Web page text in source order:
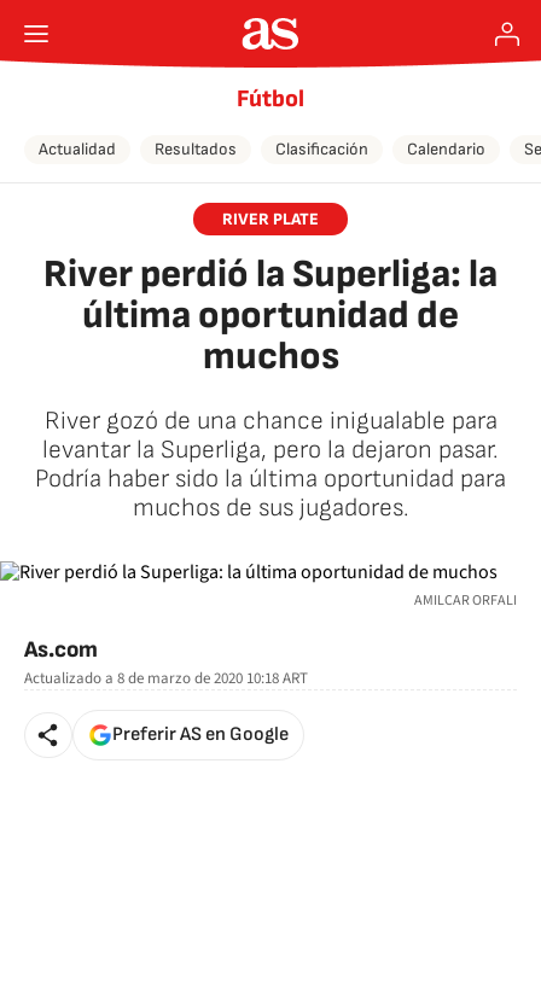
Fútbol
Actualidad Resultados Clasificación Calendario
RIVER PLATE
River perdió la Superliga: la
última oportunidad de
muchos
River gozó de una chance inigualable para
levantar la Superliga, pero la dejaron pasar.
Podría haber sido la última oportunidad para
muchos de sus jugadores.
AMILCAR ORFALI
As.com
Actualizado a 8 de marzo de 2020 10:18ART
Preferir AS en Google